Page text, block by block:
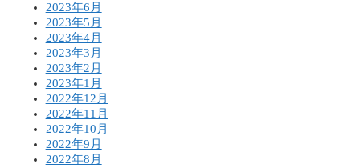
2023年6月
2023年5月
2023年4月
2023年3月
2023年2月
2023年1月
2022年12月
2022年11月
2022年10月
2022年9月
2022年8月